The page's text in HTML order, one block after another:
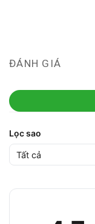
ĐÁNH GIÁ
Lọc sao